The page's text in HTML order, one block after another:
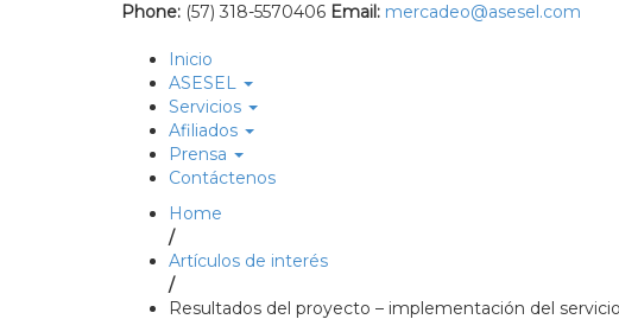
Phone: (57) 318-5570406 Email: mercadeo@asesel.com
Inicio
ASESEL
Servicios
Afiliados
Prensa
Contáctenos
Home
/
Artículos de interés
/
Resultados del proyecto – implementación del